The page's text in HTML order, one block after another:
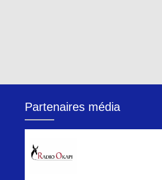
Partenaires média